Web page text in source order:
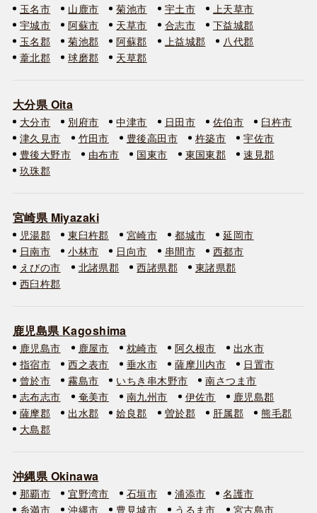
玉名市
山鹿市 菊池市 宇土市
上天草市
宇城市
阿蘇市 天草市 合志市
下益城郡
玉名郡
菊池郡 阿蘇郡 上益城郡
八代郡
葦北郡
球磨郡 天草郡
大分県 Oita
大分市 別府市 中津市 日田市 佐伯市
臼杵市
津久見市
竹田市 豊後高田市 杵築市
宇佐市
豊後大野市
由布市 国東市 東国東郡
速見郡
玖珠郡
宮崎県 Miyazaki
児湯郡 東臼杵郡 宮崎市 都城市
延岡市
日南市
小林市 日向市 串間市
西都市
えびの市
北諸県郡 西諸県郡
東諸県郡
西臼杵郡
鹿児島県 Kagoshima
鹿児島市 鹿屋市 枕崎市 阿久根市
出水市
指宿市
西之表市 垂水市 薩摩川内市
日置市
曾於市
霧島市 いちき串木野市
南さつま市
志布志市
奄美市 南九州市 伊佐市
鹿児島郡
薩摩郡
出水郡 姶良郡 曽於郡 肝属郡
熊毛郡
大島郡
沖縄県 Okinawa
那覇市 宜野湾市 石垣市 浦添市
名護市
糸満市
沖縄市 豊見城市 うるま市
宮古島市